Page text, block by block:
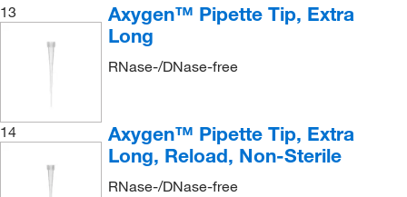
13
Axygen™ Pipette Tip, Extra
Long
RNase-/DNase-free
14
Axygen™ Pipette Tip, Extra
Long, Reload, Non-Sterile
RNase-/DNase-free